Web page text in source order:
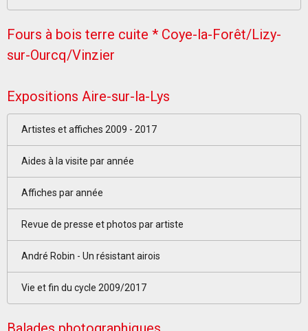
Fours à bois terre cuite * Coye-la-Forêt/Lizy-
sur-Ourcq/Vinzier
Expositions Aire-sur-la-Lys
Artistes et affiches 2009 - 2017
Aides à la visite par année
Affiches par année
Revue de presse et photos par artiste
André Robin - Un résistant airois
Vie et fin du cycle 2009/2017